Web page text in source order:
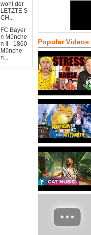
wohl der
LETZTE S
CH...
FC Bayer
n Münche
n II - 1860
Münche
n...
Popular Videos